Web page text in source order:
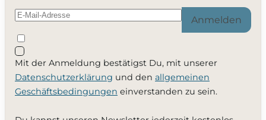
Anmelden
Mit der Anmeldung bestätigst Du, mit unserer
Datenschutzerklärung und den allgemeinen
Geschäftsbedingungen einverstanden zu sein.